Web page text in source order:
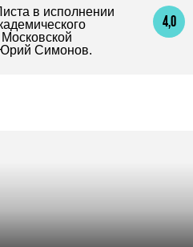
4,0
в исполнении
Симонов.